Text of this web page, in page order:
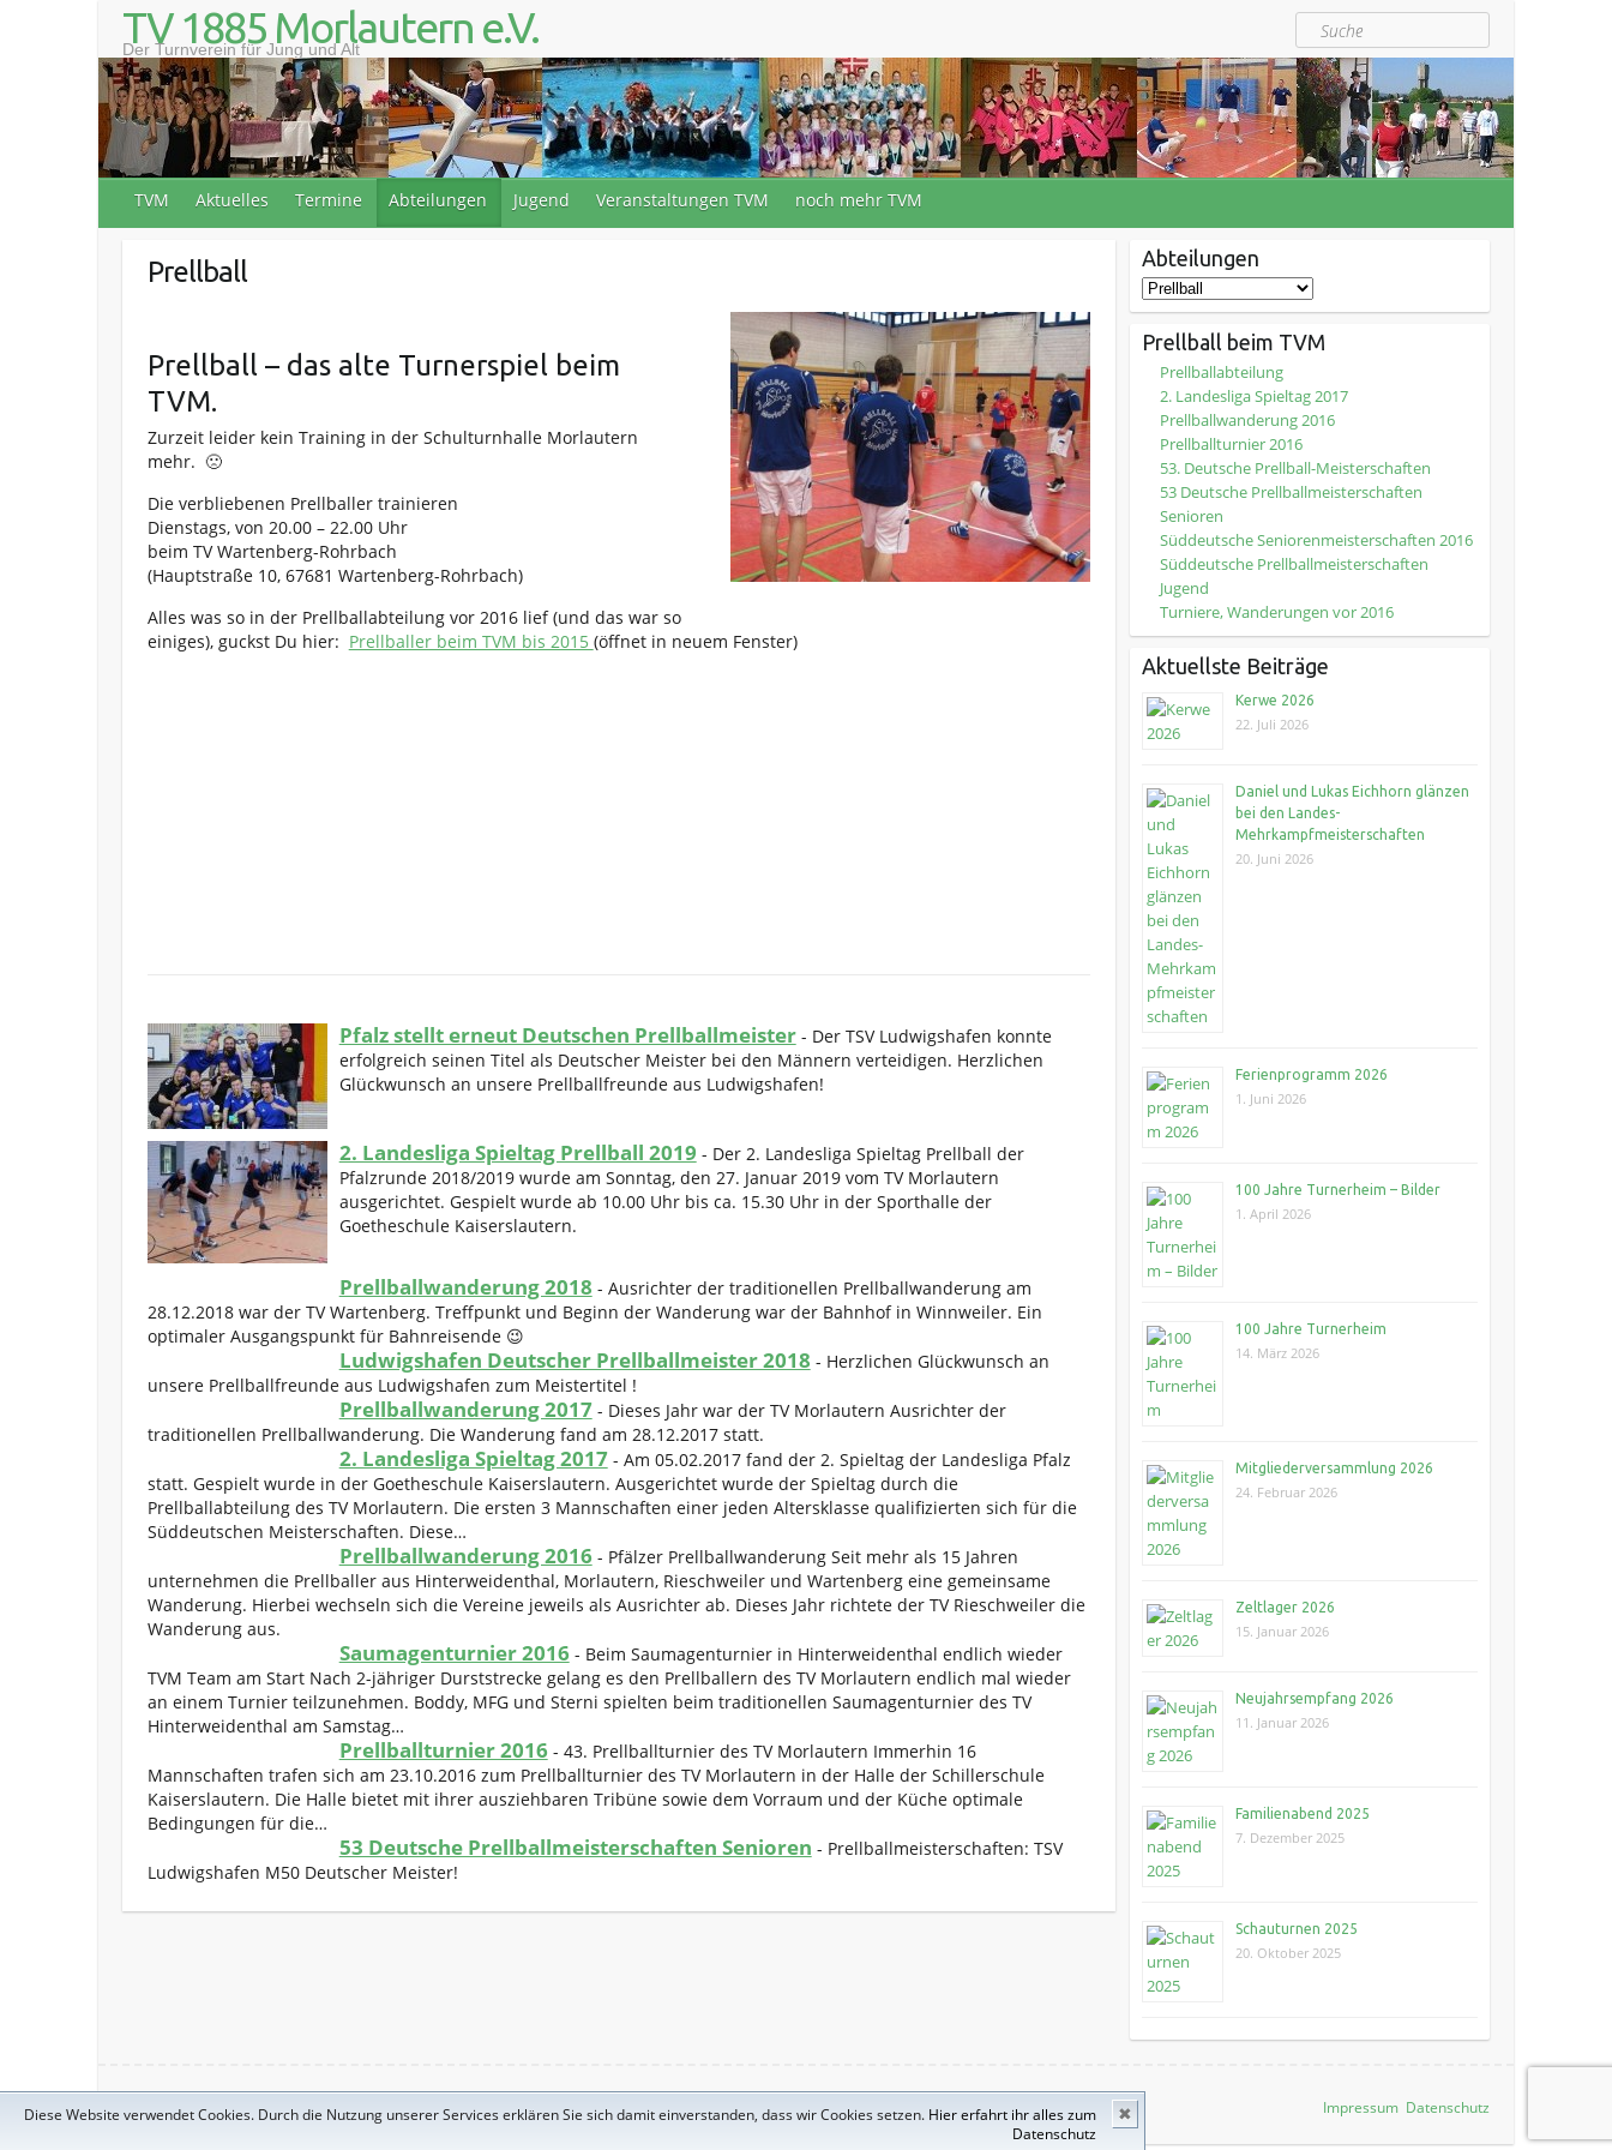
Diese Website verwendet Cookies. Durch die Nutzung unserer Services erklären Sie sich damit einverstanden, dass wir Cookies setzen. Hier erfahrt ihr alles zum
Datenschutz
✖
Suche
TV 1885 Morlautern e.V.
Der Turnverein für Jung und Alt
TVM Aktuelles Termine Abteilungen Jugend Veranstaltungen TVM noch mehr TVM
Prellball
Prellball – das alte Turnerspiel beim
TVM.
Zurzeit leider kein Training in der Schulturnhalle Morlautern
mehr. 🙁
Die verbliebenen Prellballer trainieren
Dienstags, von 20.00 – 22.00 Uhr
beim TV Wartenberg-Rohrbach
(Hauptstraße 10, 67681 Wartenberg-Rohrbach)
Alles was so in der Prellballabteilung vor 2016 lief (und das war so
einiges), guckst Du hier: Prellballer beim TVM bis 2015 (öffnet in neuem Fenster)
Pfalz stellt erneut Deutschen Prellballmeister - Der TSV Ludwigshafen konnte
erfolgreich seinen Titel als Deutscher Meister bei den Männern verteidigen. Herzlichen
Glückwunsch an unsere Prellballfreunde aus Ludwigshafen!
2. Landesliga Spieltag Prellball 2019 - Der 2. Landesliga Spieltag Prellball der
Pfalzrunde 2018/2019 wurde am Sonntag, den 27. Januar 2019 vom TV Morlautern
ausgerichtet. Gespielt wurde ab 10.00 Uhr bis ca. 15.30 Uhr in der Sporthalle der
Goetheschule Kaiserslautern.
Prellballwanderung 2018 - Ausrichter der traditionellen Prellballwanderung am
28.12.2018 war der TV Wartenberg. Treffpunkt und Beginn der Wanderung war der Bahnhof in Winnweiler. Ein
optimaler Ausgangspunkt für Bahnreisende 😉
Ludwigshafen Deutscher Prellballmeister 2018 - Herzlichen Glückwunsch an
unsere Prellballfreunde aus Ludwigshafen zum Meistertitel !
Prellballwanderung 2017 - Dieses Jahr war der TV Morlautern Ausrichter der
traditionellen Prellballwanderung. Die Wanderung fand am 28.12.2017 statt.
2. Landesliga Spieltag 2017 - Am 05.02.2017 fand der 2. Spieltag der Landesliga Pfalz
statt. Gespielt wurde in der Goetheschule Kaiserslautern. Ausgerichtet wurde der Spieltag durch die
Prellballabteilung des TV Morlautern. Die ersten 3 Mannschaften einer jeden Altersklasse qualifizierten sich für die
Süddeutschen Meisterschaften. Diese…
Prellballwanderung 2016 - Pfälzer Prellballwanderung Seit mehr als 15 Jahren
unternehmen die Prellballer aus Hinterweidenthal, Morlautern, Rieschweiler und Wartenberg eine gemeinsame
Wanderung. Hierbei wechseln sich die Vereine jeweils als Ausrichter ab. Dieses Jahr richtete der TV Rieschweiler die
Wanderung aus.
Saumagenturnier 2016 - Beim Saumagenturnier in Hinterweidenthal endlich wieder
TVM Team am Start Nach 2-jähriger Durststrecke gelang es den Prellballern des TV Morlautern endlich mal wieder
an einem Turnier teilzunehmen. Boddy, MFG und Sterni spielten beim traditionellen Saumagenturnier des TV
Hinterweidenthal am Samstag…
Prellballturnier 2016 - 43. Prellballturnier des TV Morlautern Immerhin 16
Mannschaften trafen sich am 23.10.2016 zum Prellballturnier des TV Morlautern in der Halle der Schillerschule
Kaiserslautern. Die Halle bietet mit ihrer ausziehbaren Tribüne sowie dem Vorraum und der Küche optimale
Bedingungen für die…
53 Deutsche Prellballmeisterschaften Senioren - Prellballmeisterschaften: TSV
Ludwigshafen M50 Deutscher Meister!
Abteilungen
Prellball beim TVM
Prellballabteilung
2. Landesliga Spieltag 2017
Prellballwanderung 2016
Prellballturnier 2016
53. Deutsche Prellball-Meisterschaften
53 Deutsche Prellballmeisterschaften
Senioren
Süddeutsche Seniorenmeisterschaften 2016
Süddeutsche Prellballmeisterschaften
Jugend
Turniere, Wanderungen vor 2016
Aktuellste Beiträge
Kerwe 2026
22. Juli 2026
Daniel und Lukas Eichhorn glänzen
bei den Landes-
Mehrkampfmeisterschaften
20. Juni 2026
Ferienprogramm 2026
1. Juni 2026
100 Jahre Turnerheim – Bilder
1. April 2026
100 Jahre Turnerheim
14. März 2026
Mitgliederversammlung 2026
24. Februar 2026
Zeltlager 2026
15. Januar 2026
Neujahrsempfang 2026
11. Januar 2026
Familienabend 2025
7. Dezember 2025
Schauturnen 2025
20. Oktober 2025
Copyright © 2026 TV 1885 Morlautern e.V. . Theme by ColorlibPowered by WordPress Impressum Datenschutz